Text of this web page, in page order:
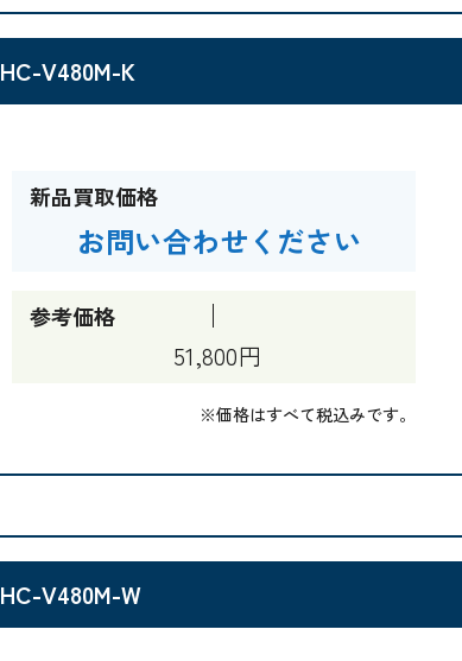
HC-V480M-K
新品買取価格
お問い合わせください
参考価格
51,800円
※価格はすべて税込みです。
HC-V480M-W